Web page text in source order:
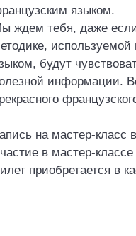
языком.
ждем тебя, даже
будут
информации.
на мастер-класс
в мастер-
приобретается в